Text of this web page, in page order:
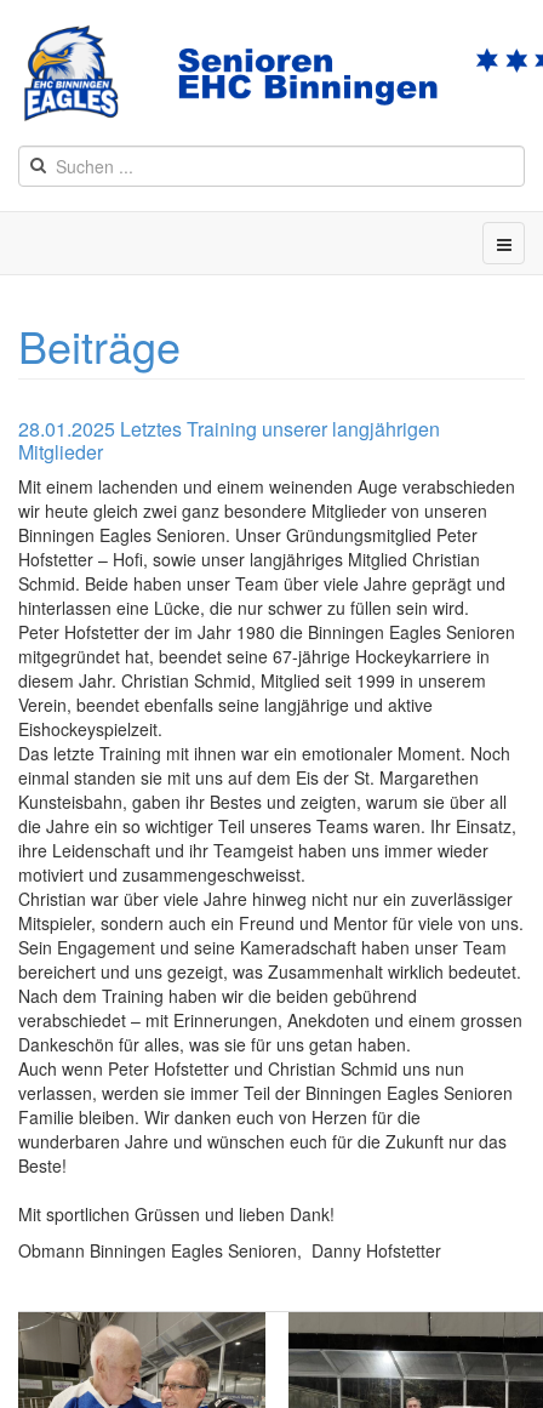
Beiträge
28.01.2025 Letztes Training unserer langjährigen
Mitglieder
Mit einem lachenden und einem weinenden Auge verabschieden
wir heute gleich zwei ganz besondere Mitglieder von unseren
Binningen Eagles Senioren. Unser Gründungsmitglied Peter
Hofstetter – Hofi, sowie unser langjähriges Mitglied Christian
Schmid. Beide haben unser Team über viele Jahre geprägt und
hinterlassen eine Lücke, die nur schwer zu füllen sein wird.
Peter Hofstetter der im Jahr 1980 die Binningen Eagles Senioren
mitgegründet hat, beendet seine 67-jährige Hockeykarriere in
diesem Jahr. Christian Schmid, Mitglied seit 1999 in unserem
Verein, beendet ebenfalls seine langjährige und aktive
Eishockeyspielzeit.
Das letzte Training mit ihnen war ein emotionaler Moment. Noch
einmal standen sie mit uns auf dem Eis der St. Margarethen
Kunsteisbahn, gaben ihr Bestes und zeigten, warum sie über all
die Jahre ein so wichtiger Teil unseres Teams waren. Ihr Einsatz,
ihre Leidenschaft und ihr Teamgeist haben uns immer wieder
motiviert und zusammengeschweisst.
Christian war über viele Jahre hinweg nicht nur ein zuverlässiger
Mitspieler, sondern auch ein Freund und Mentor für viele von uns.
Sein Engagement und seine Kameradschaft haben unser Team
bereichert und uns gezeigt, was Zusammenhalt wirklich bedeutet.
Nach dem Training haben wir die beiden gebührend
verabschiedet – mit Erinnerungen, Anekdoten und einem grossen
Dankeschön für alles, was sie für uns getan haben.
Auch wenn Peter Hofstetter und Christian Schmid uns nun
verlassen, werden sie immer Teil der Binningen Eagles Senioren
Familie bleiben. Wir danken euch von Herzen für die
wunderbaren Jahre und wünschen euch für die Zukunft nur das
Beste!
Mit sportlichen Grüssen und lieben Dank!
Obmann Binningen Eagles Senioren, Danny Hofstetter